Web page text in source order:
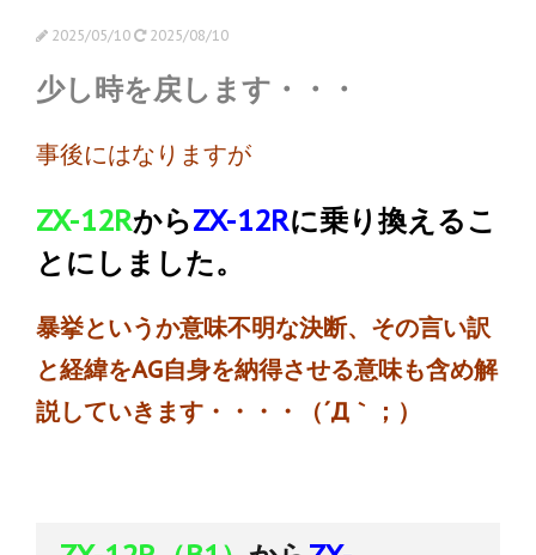
2025/05/10 2025/08/10
少し時を戻します・・・
事後にはなりますが
ZX-12RからZX-12Rに乗り換えるこ
とにしました。
暴挙というか意味不明な決断、その言い訳
と経緯をAG自身を納得させる意味も含め解
説していきます・・・・（´Д｀；）